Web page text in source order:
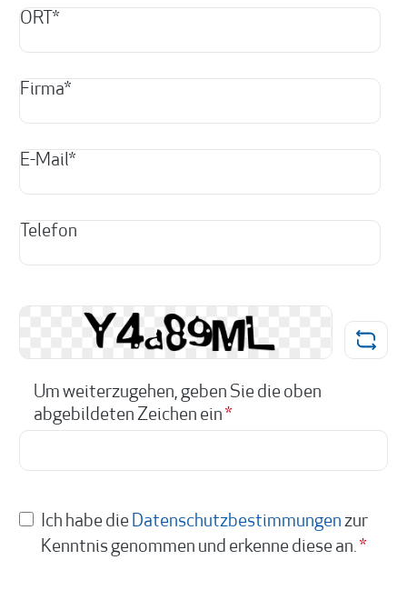
ORT*
Firma*
E-Mail*
Telefon
Um weiterzugehen, geben Sie die oben
abgebildeten Zeichen ein *
Ich habe die Datenschutzbestimmungen zur
Kenntnis genommen und erkenne diese an. *